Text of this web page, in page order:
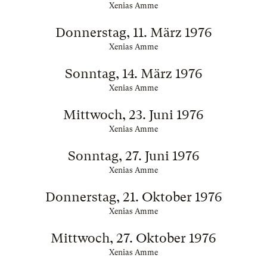
Xenias Amme
Donnerstag, 11. März 1976
Xenias Amme
Sonntag, 14. März 1976
Xenias Amme
Mittwoch, 23. Juni 1976
Xenias Amme
Sonntag, 27. Juni 1976
Xenias Amme
Donnerstag, 21. Oktober 1976
Xenias Amme
Mittwoch, 27. Oktober 1976
Xenias Amme